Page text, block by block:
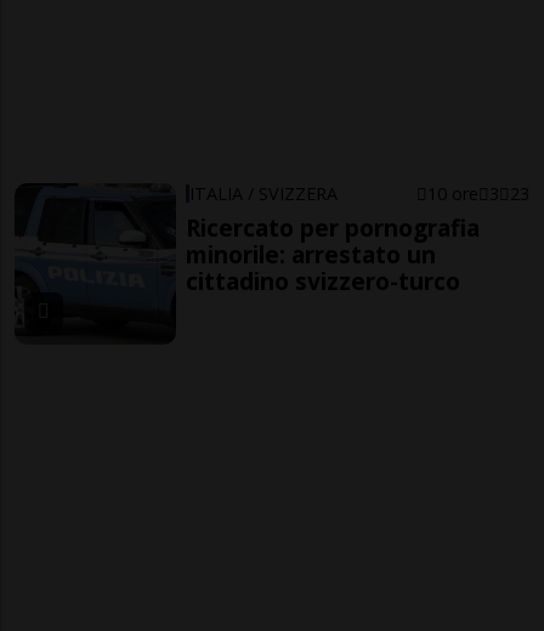
ITALIA / SVIZZERA 10 ore 3 23
Ricercato per pornografia
minorile: arrestato un
cittadino svizzero-turco